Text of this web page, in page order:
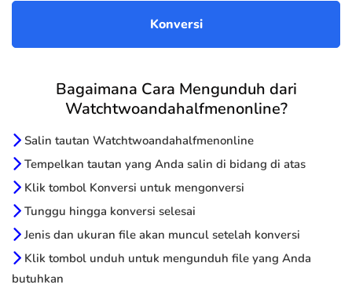
Bagaimana Cara Mengunduh dari
Watchtwoandahalfmenonline?
Salin tautan Watchtwoandahalfmenonline
Tempelkan tautan yang Anda salin di bidang di atas
Klik tombol Konversi untuk mengonversi
Tunggu hingga konversi selesai
Jenis dan ukuran file akan muncul setelah konversi
Klik tombol unduh untuk mengunduh file yang Anda
butuhkan